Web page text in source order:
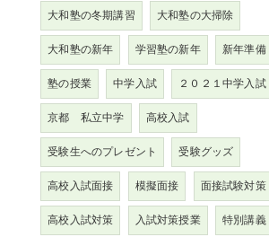
大和塾の冬期講習
大和塾の大掃除
大和塾の新年
学習塾の新年
新年準備
塾の授業
中学入試
２０２１中学入試
京都 私立中学
高校入試
受験生へのプレゼント
受験グッズ
高校入試面接
模擬面接
面接試験対策
高校入試対策
入試対策授業
特別講義